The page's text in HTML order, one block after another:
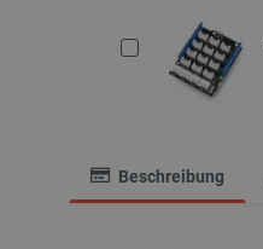
Beschreibung